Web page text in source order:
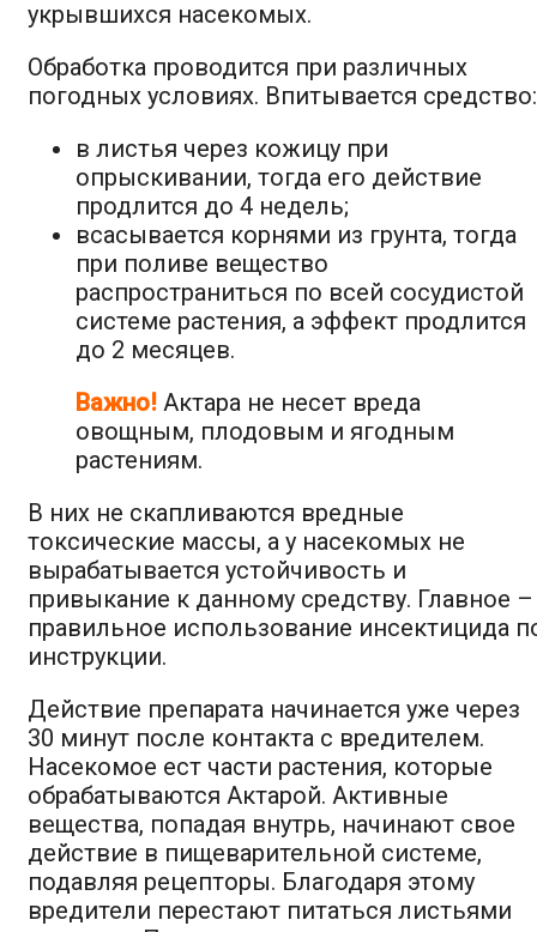
укрывшихся насекомых.
Обработка проводится при различных
погодных условиях. Впитывается средство:
в листья через кожицу при
опрыскивании, тогда его действие
продлится до 4 недель;
всасывается корнями из грунта, тогда
при поливе вещество
распространиться по всей сосудистой
системе растения, а эффект продлится
до 2 месяцев.
Важно! Актара не несет вреда
овощным, плодовым и ягодным
растениям.
В них не скапливаются вредные
токсические массы, а у насекомых не
вырабатывается устойчивость и
привыкание к данному средству. Главное –
правильное использование инсектицида
инструкции.
Действие препарата начинается уже через
30 минут после контакта с вредителем.
Насекомое ест части растения, которые
обрабатываются Актарой. Активные
вещества, попадая внутрь, начинают свое
действие в пищеварительной системе,
подавляя рецепторы. Благодаря этому
вредители перестают питаться листьями